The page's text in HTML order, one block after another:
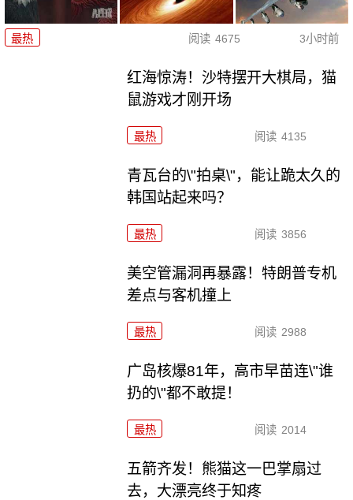
最热 阅读 4675 3小时前
红海惊涛！沙特摆开大棋局，猫
鼠游戏才刚开场
最热 阅读 4135
青瓦台的\"拍桌\"，能让跪太久的
韩国站起来吗？
最热 阅读 3856
美空管漏洞再暴露！特朗普专机
差点与客机撞上
最热 阅读 2988
广岛核爆81年，高市早苗连\"谁
扔的\"都不敢提！
最热 阅读 2014
五箭齐发！熊猫这一巴掌扇过
去，大漂亮终于知疼